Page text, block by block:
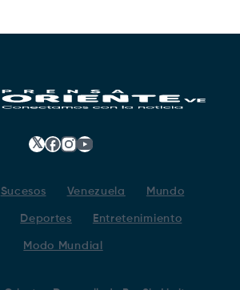
𝕏 Facebook
Instagram
YouTube
Sucesos Venezuela Mundo
Deportes Entretenimiento
Modo Mundial